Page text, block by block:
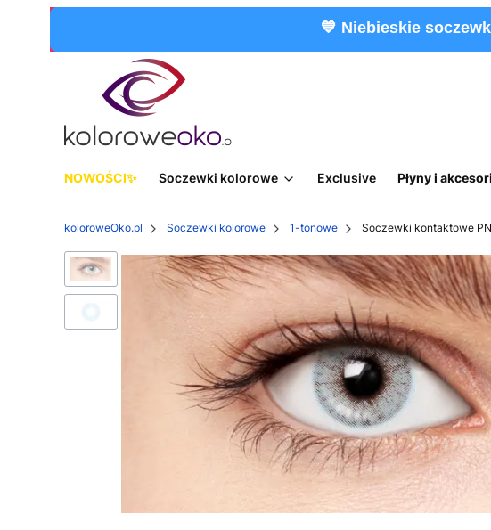
💙 Niebieskie
NOWOŚCI Soczewki kolorowe Exclusive Płyny i
koloroweOko.pl Soczewki kolorowe 1-tonowe Soczewki kontaktowe